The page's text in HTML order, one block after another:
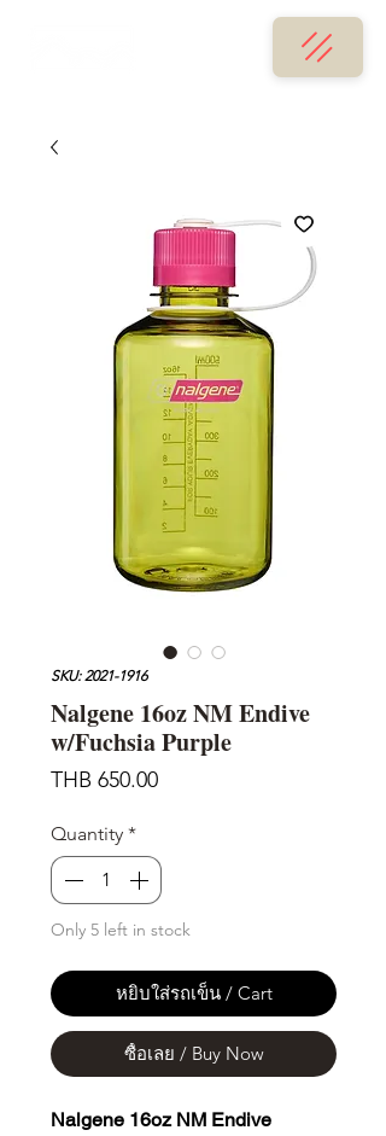
SKU: 2021-1916
Nalgene 16oz NM Endive
w/Fuchsia Purple
THB 650.00Price
Quantity *
Only 5 left in stock
หยิบใส่รถเข็น / Cart
ซื้อเลย / Buy Now
Nalgene 16oz NM Endive